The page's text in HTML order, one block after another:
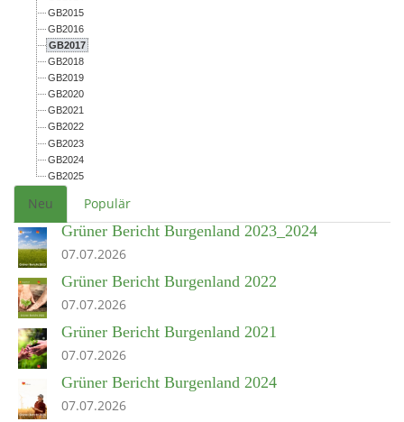
GB2015
GB2016
GB2017
GB2018
GB2019
GB2020
GB2021
GB2022
GB2023
GB2024
GB2025
Neu Populär
Grüner Bericht Burgenland 2023_2024
07.07.2026
Grüner Bericht Burgenland 2022
07.07.2026
Grüner Bericht Burgenland 2021
07.07.2026
Grüner Bericht Burgenland 2024
07.07.2026